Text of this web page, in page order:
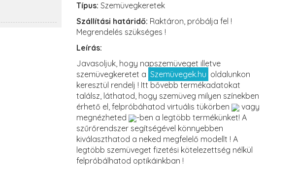
Típus: Szemüvegkeretek
Szállítási határidő: Raktáron, próbálja fel !
Megrendelés szükséges !
Leírás:
Javasoljuk, hogy napszemüveget illetve
szemüvegkeretet a Szemüvegek.hu oldalunkon
keresztül rendelj ! Itt bővebb termékadatokat
találsz, láthatod, hogy szemüveg milyen színekben
érhető el, felpróbáhatod virtuális tükörben
vagy
megnézheted
-ben a legtöbb termékünket! A
szűrőrendszer segítségével könnyebben
kiválaszthatod a neked megfelelő modellt ! A
legtöbb szemüveget fizetési kötelezettség nélkül
felpróbálhatod optikáinkban !